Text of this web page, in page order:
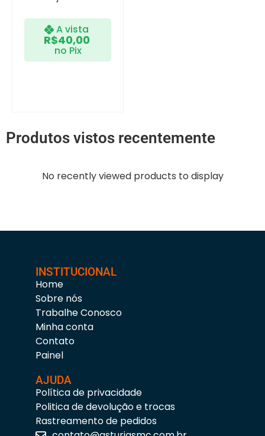
A vista
R$40,00
no Pix
Produtos vistos recentemente
No recently viewed products to display
INSTITUCIONAL
Home
Sobre nós
Trabalhe Conosco
Minha conta
Contato
Painel
AJUDA
Política de privacidade
Politica de devolução e trocas
Rastreamento de pedidos